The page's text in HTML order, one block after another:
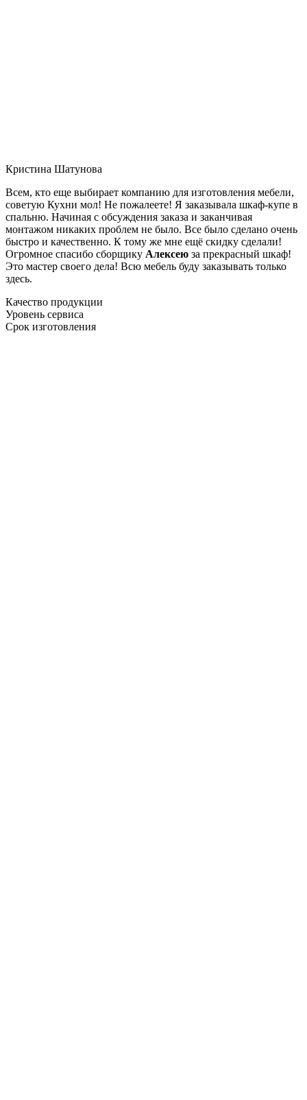
Кристина Шатунова
Всем, кто еще выбирает компанию для изготовления мебели,
советую Кухни мол! Не пожалеете! Я заказывала шкаф-купе в
спальню. Начиная с обсуждения заказа и заканчивая
монтажом никаких проблем не было. Все было сделано очень
быстро и качественно. К тому же мне ещё скидку сделали!
Огромное спасибо сборщику Алексею за прекрасный шкаф!
Это мастер своего дела! Всю мебель буду заказывать только
здесь.
Качество продукции
Уровень сервиса
Срок изготовления